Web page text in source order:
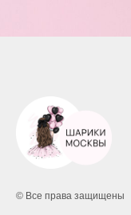
© Все права защищены